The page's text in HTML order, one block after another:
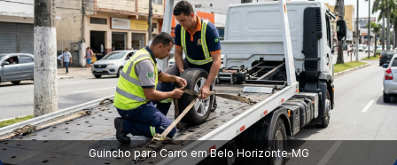
Guincho para Carro em Belo Horizonte‑MG